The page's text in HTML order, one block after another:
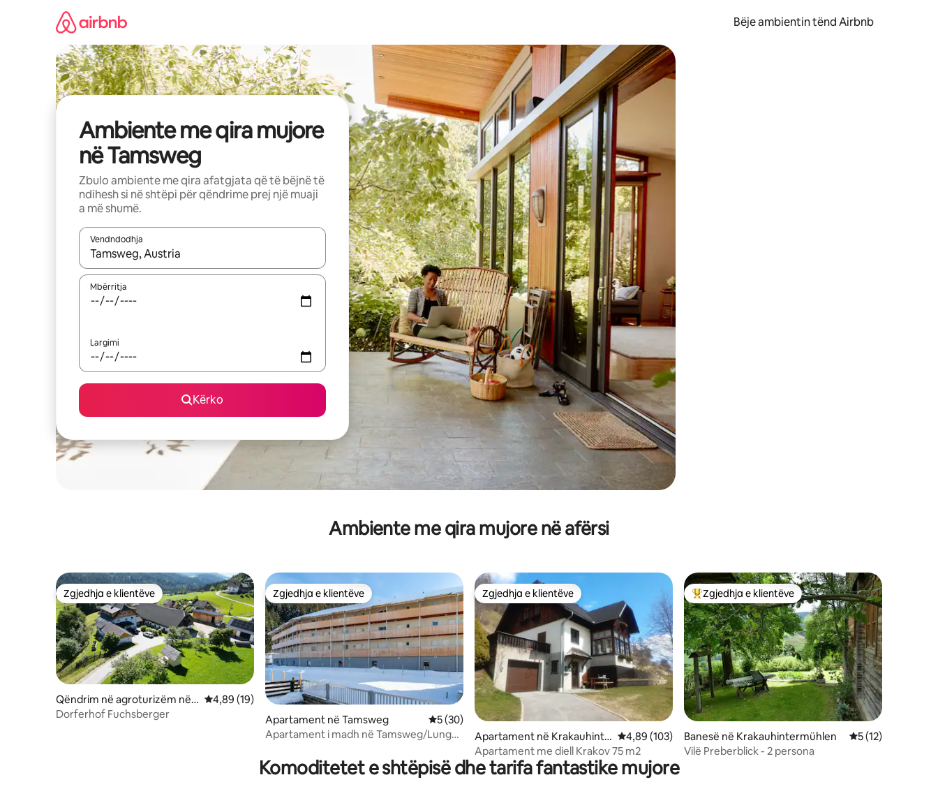
Bëje ambientin tënd Airbnb
Ambiente me qira mujore
në Tamsweg
Zbulo ambiente me qira afatgjata që të bëjnë të
ndihesh si në shtëpi për qëndrime prej një muaji
a më shumë.
Vendndodhja
Kur rezultatet të jenë të disponueshme, lëviz me butonat e shigjetave lart e poshtë ose eksploro duke prekur ose duke lëvizur ekranin.
Mbërritja
Largimi
Kërko
Ambiente me qira mujore në afërsi
Zgjedhja e klientëve
Zgjedhja e klientëve
Qëndrim në agroturizëm në S
auerfeld
Vlerësimi mesatar 4,89 nga 5, 19 vlerësime
4,89 (19)
Dorferhof Fuchsberger
Zgjedhja e klientëve
Zgjedhja e klientëve
Apartament në Tamsweg Vlerësimi mesatar 5 nga 5, 30 vlerësime
5 (30)
Apartament i madh në Tamsweg/Lungau
Zgjedhja e klientëve
Zgjedhja e klientëve
Apartament në Krakauhinte
rmühlen
Vlerësimi mesatar 4,89 nga 5, 103 vlerësime
4,89 (103)
Apartament me diell Krakov 75 m2
Më të mirat e zgjedhjeve të klientëve
Zgjedhja e klientëve
Banesë në Krakauhintermühlen Vlerësimi mesatar
5 (12)
Vilë Preberblick - 2 persona
Komoditetet e shtëpisë dhe tarifa fantastike mujore